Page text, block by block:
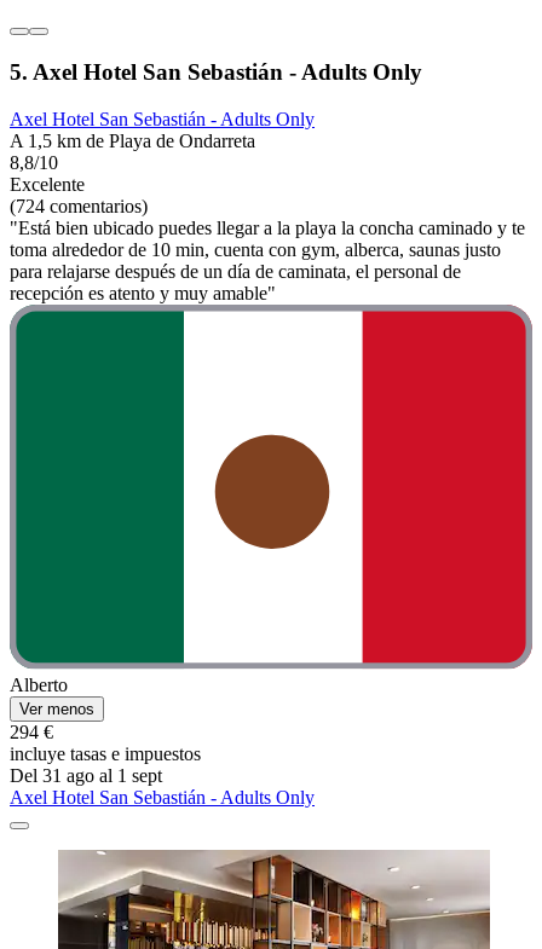
5. Axel Hotel San Sebastián - Adults Only
Axel Hotel San Sebastián - Adults Only
A 1,5 km de Playa de Ondarreta
8,8/10
Excelente
(724 comentarios)
"Está bien ubicado puedes llegar a la playa la concha caminado y te
toma alrededor de 10 min, cuenta con gym, alberca, saunas justo
para relajarse después de un día de caminata, el personal de
recepción es atento y muy amable"
Alberto
Ver menos
294 €
incluye tasas e impuestos
Del 31 ago al 1 sept
Axel Hotel San Sebastián - Adults Only